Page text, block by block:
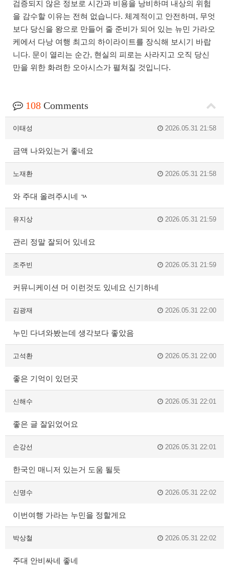
검증되지 않은 정보로 시간과 비용을 낭비하며 내상의 위험
을 감수할 이유는 전혀 없습니다. 체계적이고 안전하며, 무엇
보다 당신을 왕으로 만들어 줄 준비가 되어 있는 뉴민 가라오
케에서 다낭 여행 최고의 하이라이트를 장식해 보시기 바랍
니다. 문이 열리는 순간, 현실의 피로는 사라지고 오직 당신
만을 위한 화려한 오아시스가 펼쳐질 것입니다.
108 Comments
이태성 2026.05.31 21:58
금액 나와있는거 좋네요
노재환 2026.05.31 21:58
와 주대 올려주시네 ㄳ
유지상 2026.05.31 21:59
관리 정말 잘되어 있네요
조주빈 2026.05.31 21:59
커뮤니케이션 머 이런것도 있네요 신기하네
김광재 2026.05.31 22:00
누민 다녀와봤는데 생각보다 좋았음
고석환 2026.05.31 22:00
좋은 기억이 있던곳
신해수 2026.05.31 22:01
좋은 글 잘읽었어요
손강선 2026.05.31 22:01
한국인 매니저 있는거 도움 될듯
신명수 2026.05.31 22:02
이번여행 가라는 누민을 정할게요
박상철 2026.05.31 22:02
주대 안비싸네 좋네